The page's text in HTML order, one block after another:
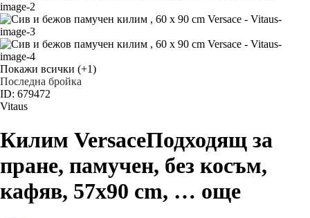
Покажи всички (+1)
Последна бройка
ID: 679472
Vitaus
Килим VersaceПодходящ за
пране, памучен, без косъм,
кафяв, 57x90 cm, … още